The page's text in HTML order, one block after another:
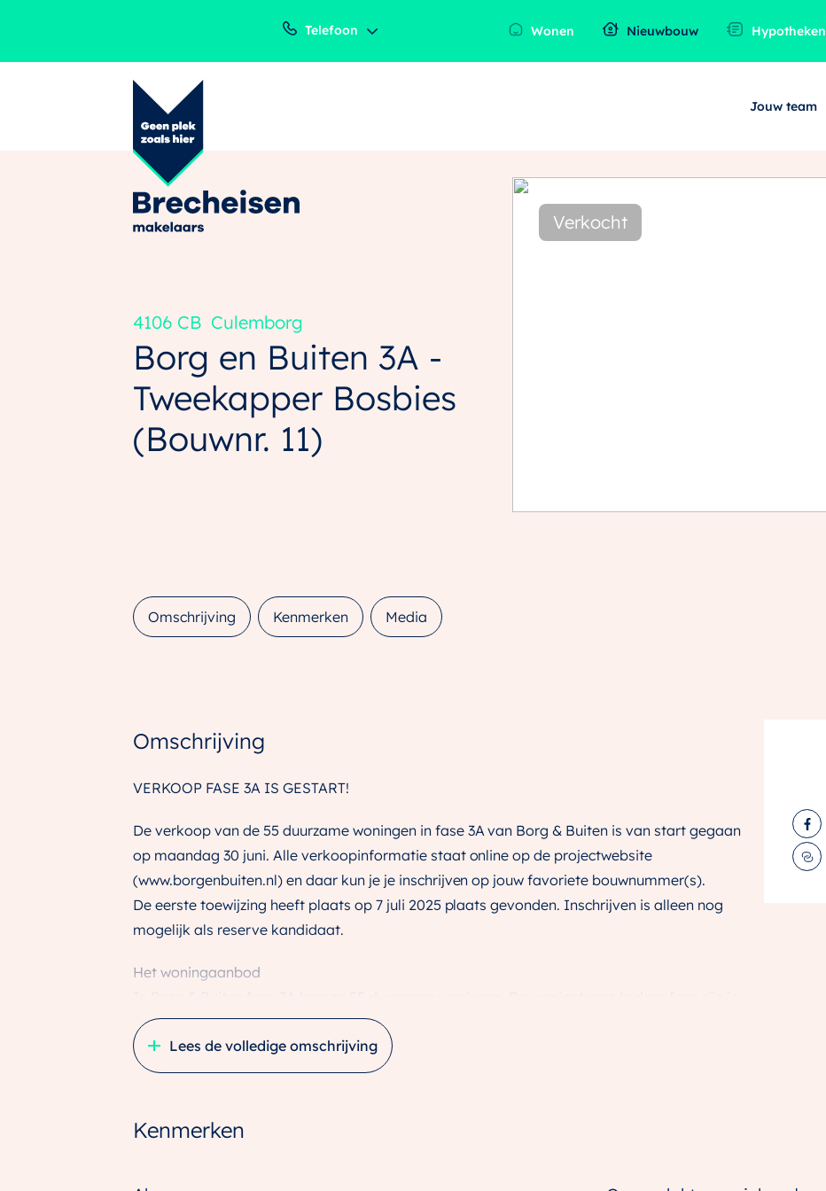
Telefoon Wonen Nieuwbouw Hypotheken
Jouw team
Verkocht
Borg en Buiten 3A -
Tweekapper Bosbies
(Bouwnr. 11)
4106 CB Culemborg
Omschrijving Kenmerken Media
Omschrijving
VERKOOP FASE 3A IS GESTART!
De verkoop van de 55 duurzame woningen in fase 3A van Borg & Buiten is van start gegaan
op maandag 30 juni. Alle verkoopinformatie staat online op de projectwebsite
(www.borgenbuiten.nl) en daar kun je je inschrijven op jouw favoriete bouwnummer(s).
De eerste toewijzing heeft plaats op 7 juli 2025 plaats gevonden. Inschrijven is alleen nog
mogelijk als reserve kandidaat.
Het woningaanbod
vast niet onbekend, want een aantal zagen we al bij eerdere fases.
Zo komen er in deze fase weer compacte tussen- en hoekwoningen van Horizon
Door de variatie in woningtypes, kapvormen en steenkleuren, ontstaat een speels karakter.
Lees de volledige omschrijving
Kenmerken